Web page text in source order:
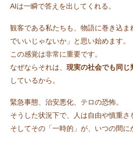
AIは一瞬で答えを出してくれる。
観客である私たちも、物語に巻き込ま
でいいじゃないか」と思い始めます。
この感覚は非常に重要です。
なぜならそれは、 現実の社会でも同じ
しているから。
緊急事態、治安悪化、テロの恐怖。
そうした状況下で、人は自由や慎重さ
そしてその「一時的」が、いつの間に